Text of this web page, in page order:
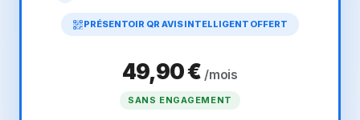
PRÉSENTOIR QR AVIS INTELLIGENT OFFERT
49,90 € /mois
SANS ENGAGEMENT